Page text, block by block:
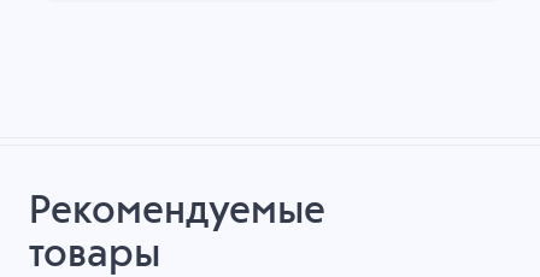
Рекомендуемые
товары